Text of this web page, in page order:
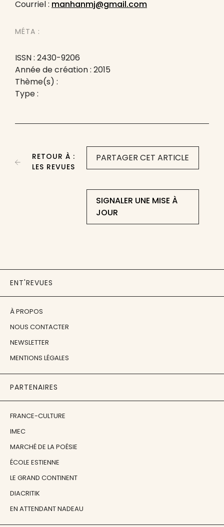
Courriel : manhanmj@gmail.com
MÉTA :
ISSN : 2430-9206
Année de création : 2015
Thème(s) :
Type :
PARTAGER CET ARTICLE
SIGNALER UNE MISE À
JOUR
RETOUR À :
LES REVUES
ENT'REVUES
À PROPOS
NOUS CONTACTER
NEWSLETTER
MENTIONS LÉGALES
PARTENAIRES
FRANCE-CULTURE
IMEC
MARCHÉ DE LA POÉSIE
ÉCOLE ESTIENNE
LE GRAND CONTINENT
DIACRITIK
EN ATTENDANT NADEAU